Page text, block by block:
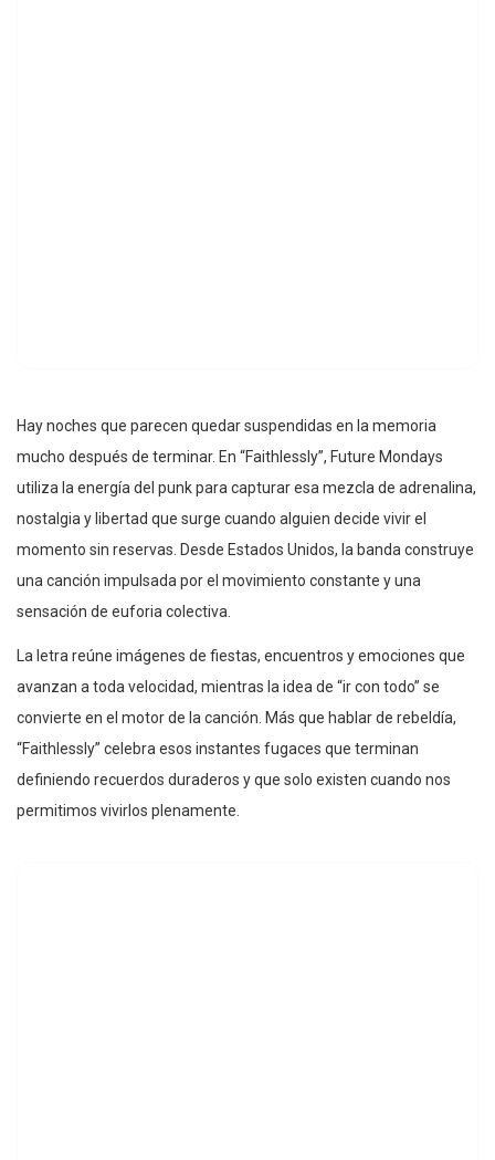
Hay noches que parecen quedar suspendidas en la memoria
mucho después de terminar. En “Faithlessly”, Future Mondays
utiliza la energía del punk para capturar esa mezcla de adrenalina,
nostalgia y libertad que surge cuando alguien decide vivir el
momento sin reservas. Desde Estados Unidos, la banda construye
una canción impulsada por el movimiento constante y una
sensación de euforia colectiva.
La letra reúne imágenes de fiestas, encuentros y emociones que
avanzan a toda velocidad, mientras la idea de “ir con todo” se
convierte en el motor de la canción. Más que hablar de rebeldía,
“Faithlessly” celebra esos instantes fugaces que terminan
definiendo recuerdos duraderos y que solo existen cuando nos
permitimos vivirlos plenamente.